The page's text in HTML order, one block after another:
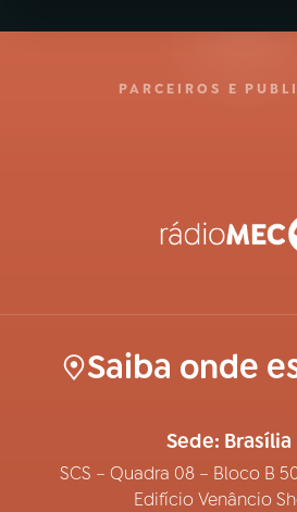
PARCEIROS E
Saiba onde
Sede: Brasília
SCS – Quadra 08 – Bloco B
Edifício Venâncio